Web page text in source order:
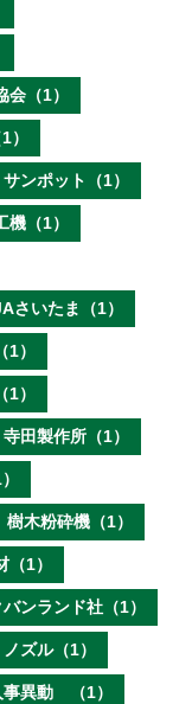
（1）
）
サンポット（1）
機（1）
さいたま（1）
）
）
寺田製作所（1）
樹木粉砕機（1）
1）
バンランド社（1）
ノズル（1）
事異動 （1）